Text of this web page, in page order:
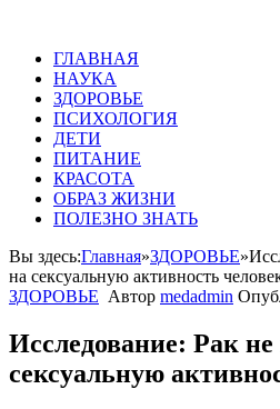
ГЛАВНАЯ
НАУКА
ЗДОРОВЬЕ
ПСИХОЛОГИЯ
ДЕТИ
ПИТАНИЕ
КРАСОТА
ОБРАЗ ЖИЗНИ
ПОЛЕЗНО ЗНАТЬ
Вы здесь:Главная»ЗДОРОВЬЕ»
на сексуальную активность
ЗДОРОВЬЕ Автор medadmin
Исследование: Рак не
сексуальную